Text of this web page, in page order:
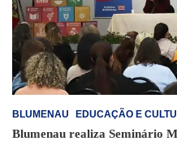
BLUMENAU EDUCAÇÃO E
Blumenau realiza Seminário